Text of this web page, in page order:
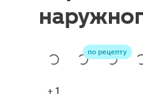
+ 1
по рецепту